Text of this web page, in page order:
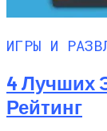
ИГРЫ И
4 Лучших
Рейтинг